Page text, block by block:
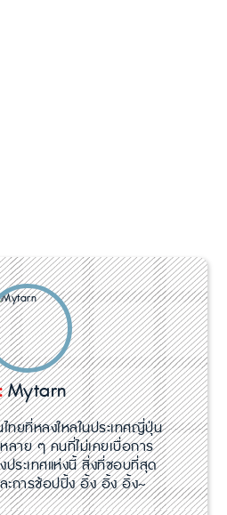
Mytarn
ไทยที่หลงใหลในประเทศญี่ปุ่น
ลาย ๆ คนที่ไม่เคยเบื่อการ
ประเทศแห่งนี้ สิ่งที่ชอบที่สุด
ะการช้อปปิ้ง อิ้ง อิ้ง อิ้ง~